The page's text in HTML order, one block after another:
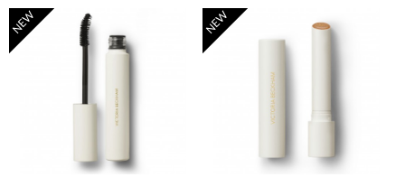
NEW NEW